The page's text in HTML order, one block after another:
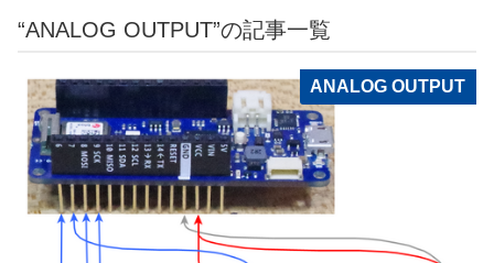
“ANALOG OUTPUT”の記事一覧
ANALOG OUTPUT